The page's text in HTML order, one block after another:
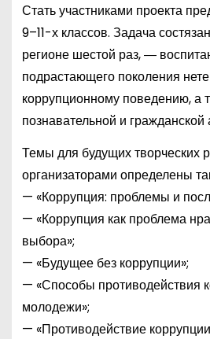
Стать участниками проекта
9–11-х классов. Задача
регионе шестой раз, ―
подрастающего поколения
коррупционному поведению, а
познавательной и гражданской
Темы для будущих творческих
организаторами определены
— «Коррупция: проблемы и
— «Коррупция как проблема
выбора»;
— «Будущее без коррупции»;
— «Способы противодействия
молодежи»;
— «Противодействие